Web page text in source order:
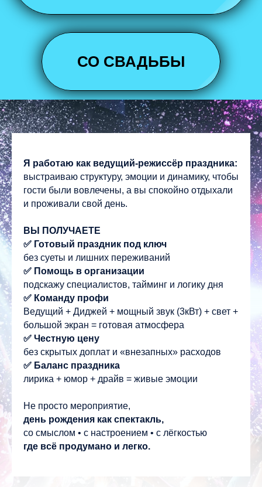
СО СВАДЬБЫ
Я работаю как ведущий-режиссёр праздника:
выстраиваю структуру, эмоции и динамику, чтобы
гости были вовлечены, а вы спокойно отдыхали
и проживали свой день.
ВЫ ПОЛУЧАЕТЕ
✅ Готовый праздник под ключ
без суеты и лишних переживаний
✅ Помощь в организации
подскажу специалистов, тайминг и логику дня
✅ Команду профи
Ведущий + Диджей + мощный звук (3кВт) + свет +
большой экран = готовая атмосфера
✅ Честную цену
без скрытых доплат и «внезапных» расходов
✅ Баланс праздника
лирика + юмор + драйв = живые эмоции
Не просто мероприятие,
день рождения как спектакль,
со смыслом • с настроением • с лёгкостью
где всё продумано и легко.